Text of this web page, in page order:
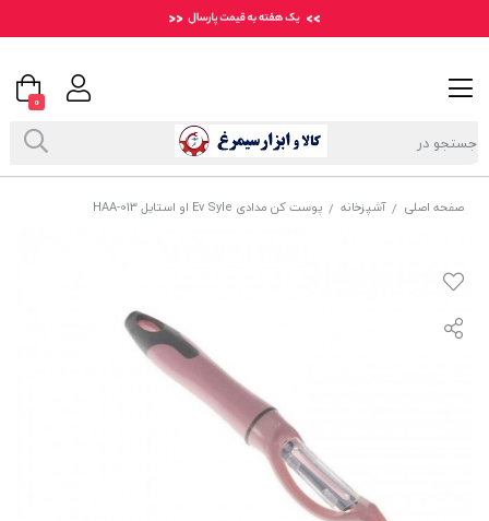
صفحه اصلی / آشپزخانه / پوست کن مدادی Ev Syle او استایل HAA-013
0